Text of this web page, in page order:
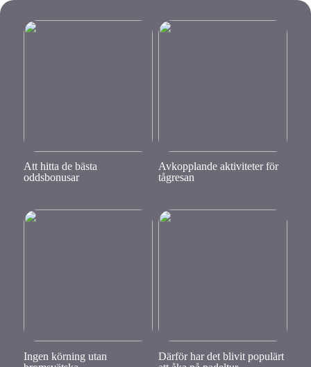
Att hitta de bästa
oddsbonusar
Avkopplande aktiviteter för
tågresan
Ingen körning utan
Därför har det blivit populärt